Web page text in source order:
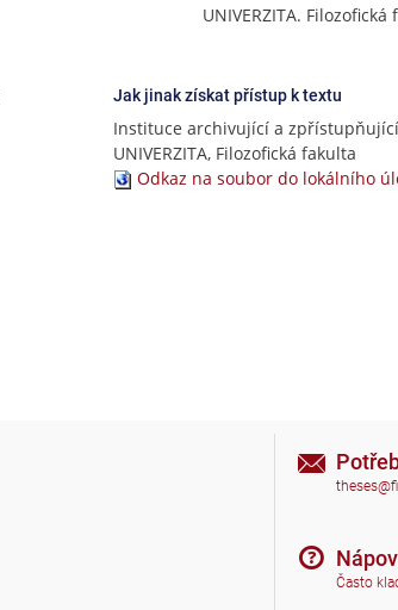
UNIVERZITA. Filozofická
Jak jinak získat přístup k textu
Instituce archivující a zpřístupňující
UNIVERZITA, Filozofická fakulta
Odkaz na soubor do lokálního
Často